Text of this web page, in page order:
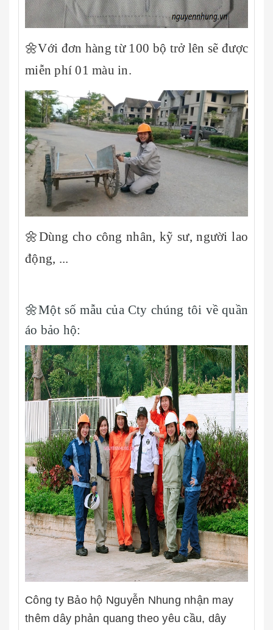
🌼Với đơn hàng từ 100 bộ trở lên sẽ được
miễn phí 01 màu in.
🌼Dùng cho công nhân, kỹ sư, người lao
động, ...
🌼Một số mẫu của Cty chúng tôi về quần
áo bảo hộ:
Công ty Bảo hộ Nguyễn Nhung nhận may
thêm dây phản quang theo yêu cầu, dây